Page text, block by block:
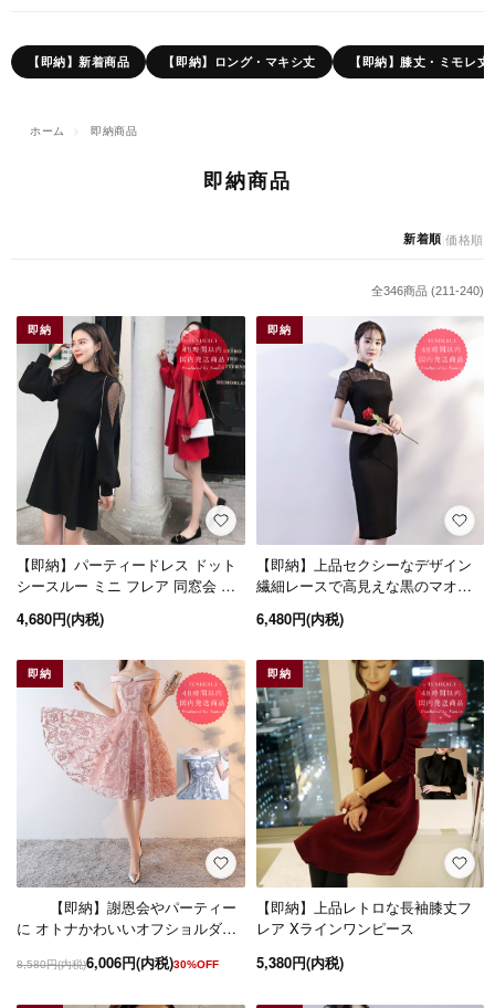
【即納】新着商品 【即納】ロング・マキシ丈 【即納】膝丈・ミモレ丈
ホーム 即納商品
即納商品
新着順 |価格順
全346商品 (211-240)
即納
【即納】パーティードレス ドット
シースルー ミニ フレア 同窓会 ド
り 即日発送
4,680円(内税)
即納
【即納】上品セクシーなデザイン
繊細レースで高見えな黒のマオカ
6,480円(内税)
即納
【即納】謝恩会やパーティー
に オトナかわいいオフショルダー
8,580円(内税)6,006円(内税)30%OFF
即納
【即納】上品レトロな長袖膝丈フ
レア Xラインワンピース
5,380円(内税)